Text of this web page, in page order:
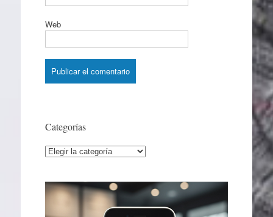
Web
Categorías
Categorías